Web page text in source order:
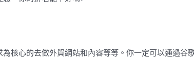
核心的去做外貿網站和內容等等。你一定可以通過谷